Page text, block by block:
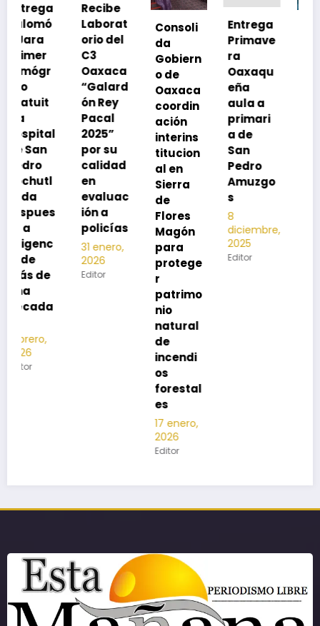
Recibe
Laborat
orio del
C3
Oaxaca
“Galard
ón Rey
2025”
por su
calidad
en
evaluac
ión a
policías
31 enero,
2026
Editor
Consoli
da
o de
Oaxaca
coordin
ación
interins
titucion
al en
de
Flores
Magón
para
protege
r
Entrega
ra
Oaxaqu
eña
aula a
primari
a de
San
Pedro
Amuzgo
8
diciembre,
2025
Editor
Exhorta
SSO a
rse de
neumoc
oco
para
preveni
r la
neumon
ía
2025
Editor